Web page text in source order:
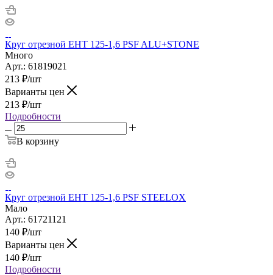
Круг отрезной ЕНТ 125-1,6 PSF ALU+STONE
Много
Арт.: 61819021
213 ₽/шт
Варианты цен
213 ₽/шт
Подробности
В корзину
Круг отрезной ЕНТ 125-1,6 PSF STEELOX
Мало
Арт.: 61721121
140 ₽/шт
Варианты цен
140 ₽/шт
Подробности